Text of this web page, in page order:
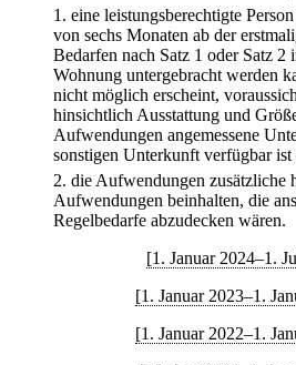
1. eine leistungsberechtigte
von sechs Monaten ab der
Bedarfen nach Satz 1 oder Satz 2
Wohnung untergebracht werden
nicht möglich erscheint,
hinsichtlich Ausstattung und
Aufwendungen angemessene
sonstigen Unterkunft verfügbar ist
2. die Aufwendungen zusätzliche
Aufwendungen beinhalten, die
Regelbedarfe abzudecken wären.
[1. Januar 2024–1.
[1. Januar 2023–1.
[1. Januar 2022–1.